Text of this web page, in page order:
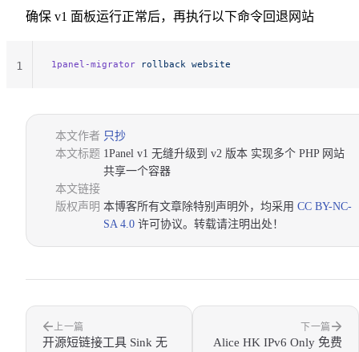
确保 v1 面板运行正常后，再执行以下命令回退网站
1panel-migrator rollback website
1
本文作者 只抄
本文标题 1Panel v1 无缝升级到 v2 版本 实现多个 PHP 网站
共享一个容器
本文链接
版权声明 本博客所有文章除特别声明外，均采用 CC BY-NC-
SA 4.0 许可协议。转载请注明出处！
上一篇
开源短链接工具 Sink 无
下一篇
Alice HK IPv6 Only 免费